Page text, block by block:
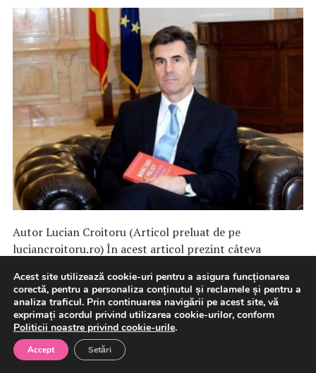
Autor Lucian Croitoru (Articol preluat de pe
luciancroitoru.ro) În acest articol prezint câteva
6 august 2026 Politica
Acest site utilizează cookie-uri pentru a asigura funcționarea
corectă, pentru a personaliza conținutul și reclamele și pentru a
analiza traficul. Prin continuarea navigării pe acest site, vă
exprimați acordul privind utilizarea cookie-urilor, conform
Politicii noastre privind cookie-urile.
Accept Setări